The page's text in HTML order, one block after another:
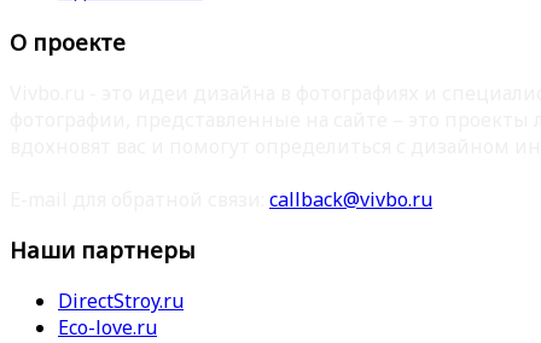
О проекте
callback@vivbo.ru
Наши партнеры
DirectStroy.ru
Eco-love.ru